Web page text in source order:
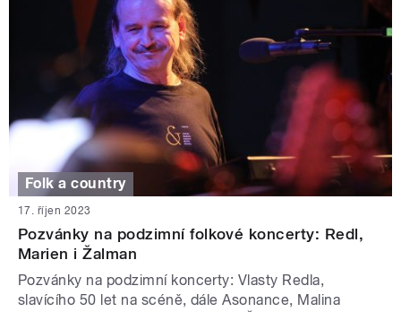
Folk a country
17. říjen 2023
Pozvánky na podzimní folkové koncerty: Redl,
Marien i Žalman
Pozvánky na podzimní koncerty: Vlasty Redla,
slavícího 50 let na scéně, dále Asonance, Malina